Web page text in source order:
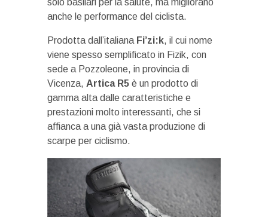
solo basilari per la salute, ma migliorano
anche le performance del ciclista.
Prodotta dall’italiana Fi’zi:k, il cui nome
viene spesso semplificato in Fizik, con
sede a Pozzoleone, in provincia di
Vicenza, Artica R5 è un prodotto di
gamma alta dalle caratteristiche e
prestazioni molto interessanti, che si
affianca a una già vasta produzione di
scarpe per ciclismo.